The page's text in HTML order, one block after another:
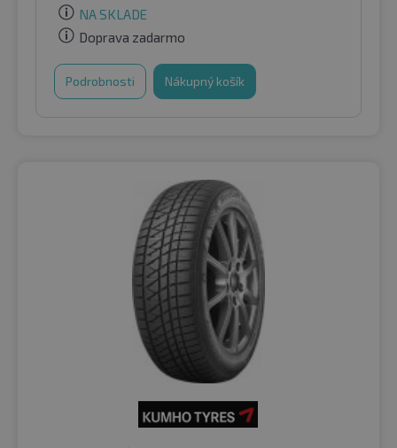
NA SKLADE
Doprava zadarmo
Podrobnosti Nákupný košík